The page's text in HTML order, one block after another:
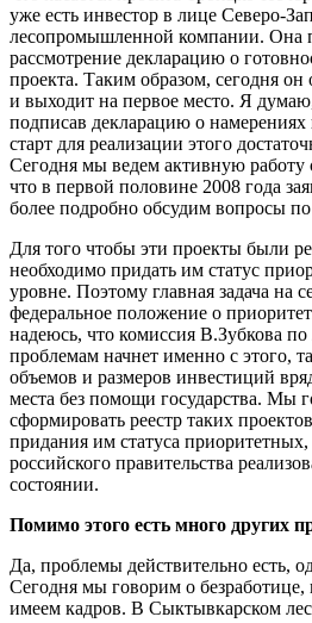
уже есть инвестор в лице Северо-
лесопромышленной компании. Она
рассмотрение декларацию о
проекта. Таким образом, сегодня
и выходит на первое место. Я
подписав декларацию о
старт для реализации этого
Сегодня мы ведем активную
что в первой половине 2008 года
более подробно обсудим вопросы по
Для того чтобы эти проекты были
необходимо придать им статус
уровне. Поэтому главная задача на
федеральное положение о
надеюсь, что комиссия В.Зубкова
проблемам начнет именно с этого,
объемов и размеров инвестиций
места без помощи государства. Мы
сформировать реестр таких
придания им статуса
российского правительства
состоянии.
Помимо этого есть много других
Да, проблемы действительно есть,
Сегодня мы говорим о безработице,
имеем кадров. В Сыктывкарском